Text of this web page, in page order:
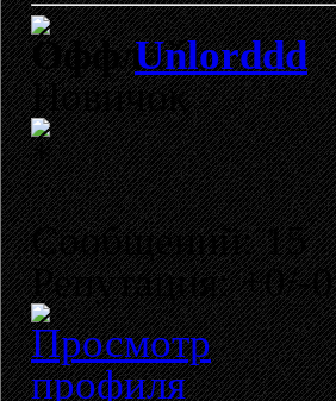
Unlorddd
Новичок
Сообщений: 15
Репутация: +0/-0